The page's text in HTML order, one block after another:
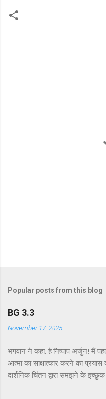
Popular posts from this blog
BG 3.3
November 17, 2025
भगवान ने कहा: हे निष्पाप अर्जुन! मैं
आत्मा का साक्षात्कार करने का
दार्शनिक चिंतन द्वारा समझने के इच्छुक